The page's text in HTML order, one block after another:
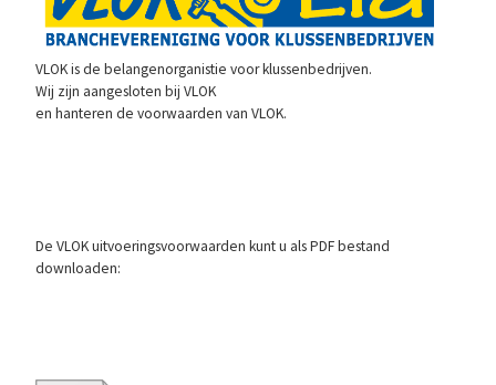
VLOK is de belangenorganistie voor klussenbedrijven.
Wij zijn aangesloten bij VLOK
en hanteren de voorwaarden van VLOK.
De VLOK uitvoeringsvoorwaarden kunt u als PDF bestand
downloaden: